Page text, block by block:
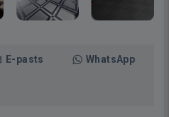
E-pasts WhatsApp